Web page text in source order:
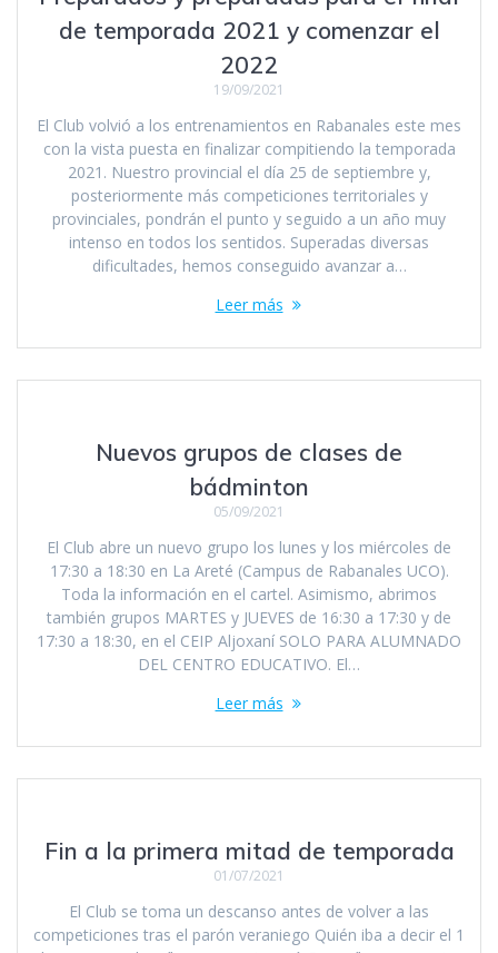
de temporada 2021 y comenzar el
2022
19/09/2021
El Club volvió a los entrenamientos en Rabanales este mes
con la vista puesta en finalizar compitiendo la temporada
2021. Nuestro provincial el día 25 de septiembre y,
posteriormente más competiciones territoriales y
provinciales, pondrán el punto y seguido a un año muy
intenso en todos los sentidos. Superadas diversas
dificultades, hemos conseguido avanzar a…
Leer más
Nuevos grupos de clases de
bádminton
05/09/2021
El Club abre un nuevo grupo los lunes y los miércoles de
17:30 a 18:30 en La Areté (Campus de Rabanales UCO).
Toda la información en el cartel. Asimismo, abrimos
también grupos MARTES y JUEVES de 16:30 a 17:30 y de
17:30 a 18:30, en el CEIP Aljoxaní SOLO PARA ALUMNADO
DEL CENTRO EDUCATIVO. El…
Leer más
Fin a la primera mitad de temporada
01/07/2021
El Club se toma un descanso antes de volver a las
competiciones tras el parón veraniego Quién iba a decir el 1